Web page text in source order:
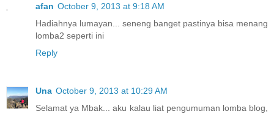
afan October 9, 2013 at 9:18 AM
Hadiahnya lumayan... seneng banget pastinya bisa menang
lomba2 seperti ini
Reply
Una October 9, 2013 at 10:29 AM
Selamat ya Mbak... aku kalau liat pengumuman lomba blog,